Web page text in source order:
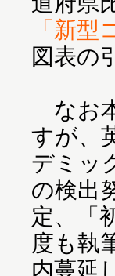
「新
図表の
なお
すが、
デミッ
の検出
定、「
度も執
内蔓延